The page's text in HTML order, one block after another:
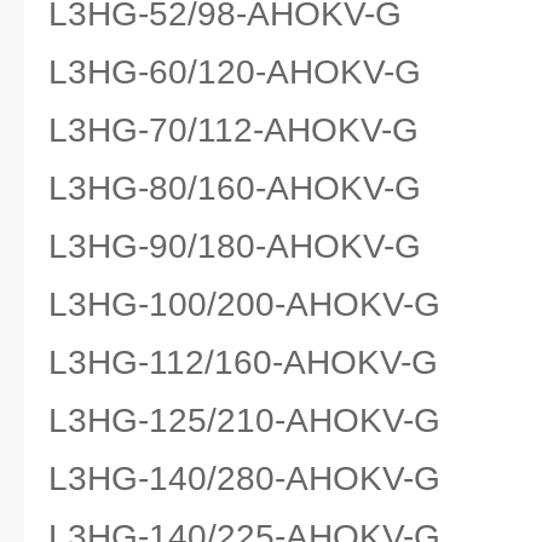
L3HG-52/98-AHOKV-G
L3HG-60/120-AHOKV-G
L3HG-70/112-AHOKV-G
L3HG-80/160-AHOKV-G
L3HG-90/180-AHOKV-G
L3HG-100/200-AHOKV-G
L3HG-112/160-AHOKV-G
L3HG-125/210-AHOKV-G
L3HG-140/280-AHOKV-G